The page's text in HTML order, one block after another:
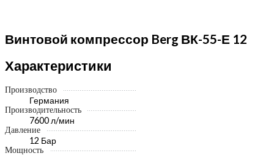
Винтовой компрессор Berg ВК-55-Е 12
Характеристики
Производство
Германия
Производительность
7600 л/мин
Давление
12 Бар
Мощность